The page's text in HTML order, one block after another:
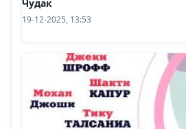
Чудак
19-12-2025, 13:53